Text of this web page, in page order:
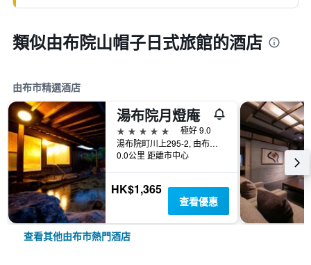
類似由布院山帽子日式旅館的酒店
由布市精選酒店
湯布院月燈庵
5星級
極好 9.0
湯布院町川上295-2, 由布市, 日本
0.0公里 距離市中心
HK$1,365
查看優惠
查看其他由布市熱門酒店